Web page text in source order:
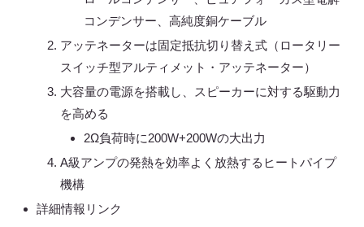
コンデンサー、高純度銅ケーブル
アッテネーターは固定抵抗切り替え式（ロータリー
スイッチ型アルティメット・アッテネーター）
大容量の電源を搭載し、スピーカーに対する駆動力
を高める
2Ω負荷時に200W+200Wの大出力
A級アンプの発熱を効率よく放熱するヒートパイプ
機構
詳細情報リンク